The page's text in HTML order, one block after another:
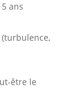
ans
être le